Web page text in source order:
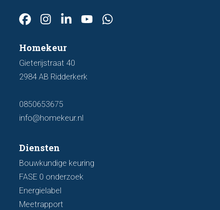
Homekeur
Gieterijstraat 40
2984 AB Ridderkerk
0850653675
info@homekeur.nl
Diensten
Bouwkundige keuring
FASE 0 onderzoek
Energielabel
Meetrapport